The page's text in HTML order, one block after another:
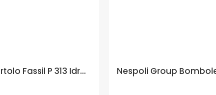
Fassa Bortolo Fassil P 313 Idropittura minerale ai silicati liscia - Formato in litri: 14 lt